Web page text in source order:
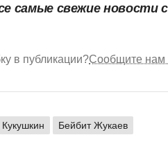
самые свежие новости
в публикации?Сообщите нам
Бейбит Жукаев